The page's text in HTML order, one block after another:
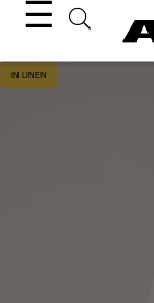
☰
IN LINEN